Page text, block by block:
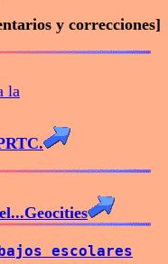
y correcciones]
la
escolares